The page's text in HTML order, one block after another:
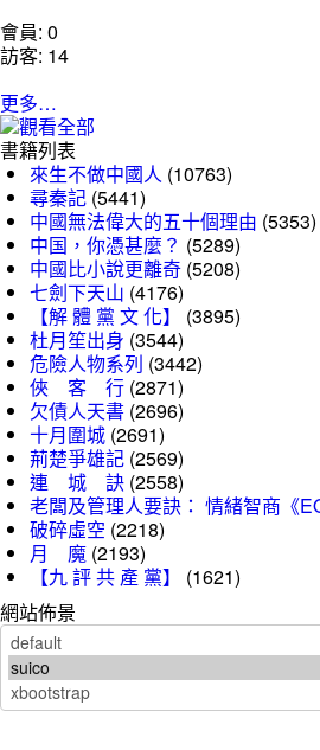
會員: 0
訪客: 14
更多…
書籍列表
來生不做中國人 (10763)
尋秦記 (5441)
中國無法偉大的五十個理由 (5353)
中国，你憑甚麼？ (5289)
中國比小說更離奇 (5208)
七劍下天山 (4176)
【解 體 黨 文 化】
(3895)
杜月笙出身 (3544)
危險人物系列 (3442)
俠 客 行 (2871)
欠債人天書 (2696)
十月圍城 (2691)
荊楚爭雄記 (2569)
連 城 訣 (2558)
老闆及管理人要訣： 情緒智商《
破碎虛空 (2218)
月 魔 (2193)
【九 評 共 產 黨】
(1621)
網站佈景